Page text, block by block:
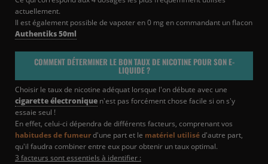
actuellement.
Il est également possible de vapoter en 0 mg en commandant un flacon
Authentiks 50ml
COMMENT DÉTERMINER LE BON TAUX DE NICOTINE POUR SON E-
LIQUIDE ?
Choisir le taux de nicotine adéquat lorsque l'on débute avec une
cigarette électronique n'est pas forcément chose facile si on s'y
essaie seul !
En effet, celui-ci dépendra de différents facteurs, comprenant vos
habitudes de fumeurd'une part et le matériel utiliséd'autre part,
qu'il faudra combiner entre eux pour obtenir un taux optimal.
3 facteurs sont essentiels à identifier :